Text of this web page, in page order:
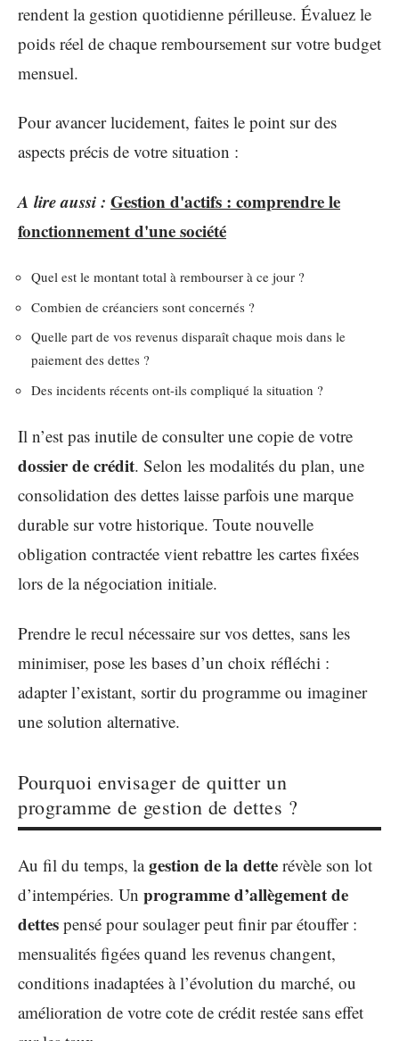
rendent la gestion quotidienne périlleuse. Évaluez le
poids réel de chaque remboursement sur votre budget
mensuel.
Pour avancer lucidement, faites le point sur des
aspects précis de votre situation :
A lire aussi : Gestion d'actifs : comprendre le
fonctionnement d'une société
Quel est le montant total à rembourser à ce jour ?
Combien de créanciers sont concernés ?
Quelle part de vos revenus disparaît chaque mois dans le
paiement des dettes ?
Des incidents récents ont-ils compliqué la situation ?
Il n’est pas inutile de consulter une copie de votre
dossier de crédit. Selon les modalités du plan, une
consolidation des dettes laisse parfois une marque
durable sur votre historique. Toute nouvelle
obligation contractée vient rebattre les cartes fixées
lors de la négociation initiale.
Prendre le recul nécessaire sur vos dettes, sans les
minimiser, pose les bases d’un choix réfléchi :
adapter l’existant, sortir du programme ou imaginer
une solution alternative.
Pourquoi envisager de quitter un
programme de gestion de dettes ?
Au fil du temps, lagestion de la dette révèle son lot
d’intempéries. Un programme d’allègement de
dettes pensé pour soulager peut finir par étouffer :
mensualités figées quand les revenus changent,
conditions inadaptées à l’évolution du marché, ou
amélioration de votre cote de crédit restée sans effet